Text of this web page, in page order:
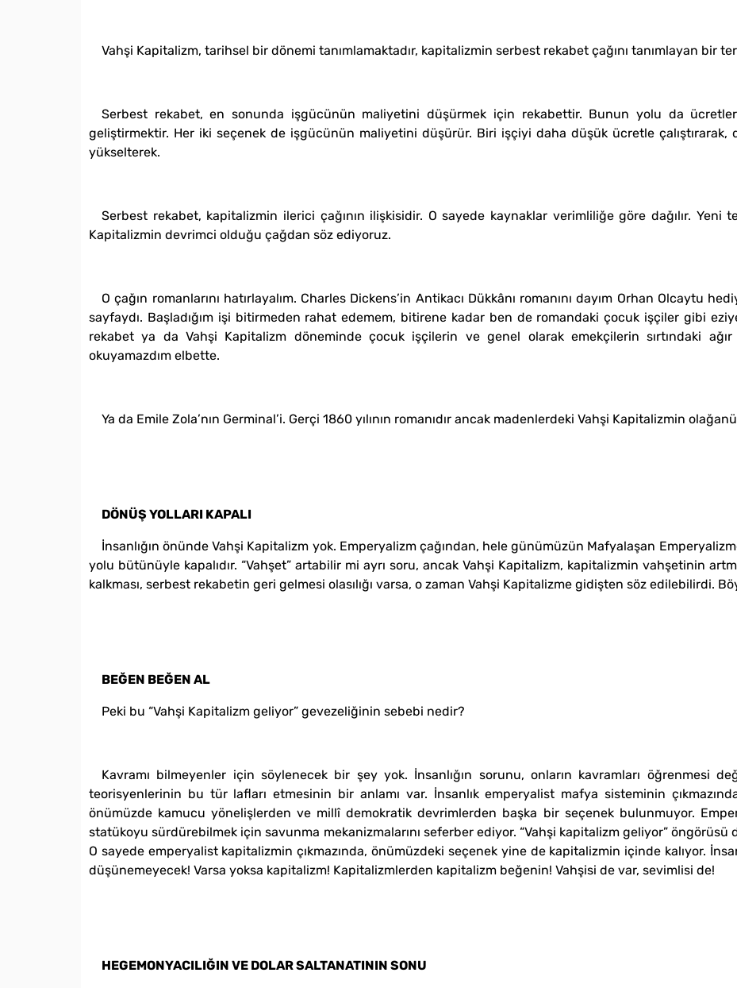
Vahşi Kapitalizm, tarihsel bir dönemi tanımlamaktadır, kapitalizmin serbest rekabet çağını tanımlayan bir
Serbest rekabet, en sonunda işgücünün maliyetini düşürmek için rekabettir. Bunun yolu da
geliştirmektir. Her iki seçenek de işgücünün maliyetini düşürür. Biri işçiyi daha düşük ücretle
yükselterek.
Serbest rekabet, kapitalizmin ilerici çağının ilişkisidir. O sayede kaynaklar verimliliğe göre dağılır. Yeni
Kapitalizmin devrimci olduğu çağdan söz ediyoruz.
O çağın romanlarını hatırlayalım. Charles Dickens’in Antikacı Dükkânı romanını dayım Orhan Olcaytu
sayfaydı. Başladığım işi bitirmeden rahat edemem, bitirene kadar ben de romandaki çocuk işçiler gibi
rekabet ya da Vahşi Kapitalizm döneminde çocuk işçilerin ve genel olarak emekçilerin sırtındaki ağır
okuyamazdım elbette.
Ya da Emile Zola’nın Germinal’i. Gerçi 1860 yılının romanıdır ancak madenlerdeki Vahşi Kapitalizmin
DÖNÜŞ YOLLARI KAPALI
İnsanlığın önünde Vahşi Kapitalizm yok. Emperyalizm çağından, hele günümüzün Mafyalaşan
yolu bütünüyle kapalıdır. “Vahşet” artabilir mi ayrı soru, ancak Vahşi Kapitalizm, kapitalizmin vahşetinin
kalkması, serbest rekabetin geri gelmesi olasılığı varsa, o zaman Vahşi Kapitalizme gidişten söz edilebilirdi.
BEĞEN BEĞEN AL
Peki bu “Vahşi Kapitalizm geliyor” gevezeliğinin sebebi nedir?
Kavramı bilmeyenler için söylenecek bir şey yok. İnsanlığın sorunu, onların kavramları öğrenmesi
teorisyenlerinin bu tür lafları etmesinin bir anlamı var. İnsanlık emperyalist mafya sisteminin
önümüzde kamucu yönelişlerden ve millî demokratik devrimlerden başka bir seçenek bulunmuyor.
statükoyu sürdürebilmek için savunma mekanizmalarını seferber ediyor. “Vahşi kapitalizm geliyor”
O sayede emperyalist kapitalizmin çıkmazında, önümüzdeki seçenek yine de kapitalizmin içinde kalıyor.
düşünemeyecek! Varsa yoksa kapitalizm! Kapitalizmlerden kapitalizm beğenin! Vahşisi de var, sevimlisi de!
HEGEMONYACILIĞIN VE DOLAR SALTANATININ SONU